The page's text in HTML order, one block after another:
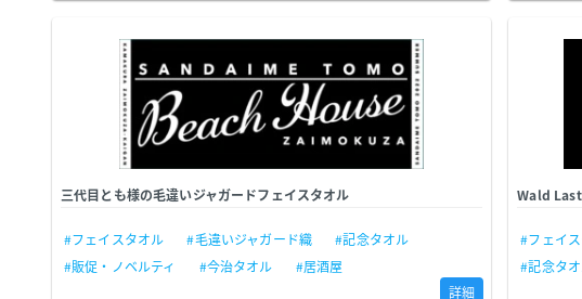
三代目とも様の毛違いジャガードフェイスタオル
#フェイスタオル #毛違いジャガード織
#記念タオル
#販促・ノベルティ
#今治タオル
#居酒屋
詳細
Wald Last
#フェイ
#記念タ